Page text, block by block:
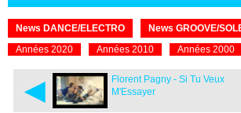
News DANCE/ELECTRO News GROOVE/
Années 2020
Années 2010 Années 2000
◄
Florent Pagny - Si Tu Veux
M'Essayer